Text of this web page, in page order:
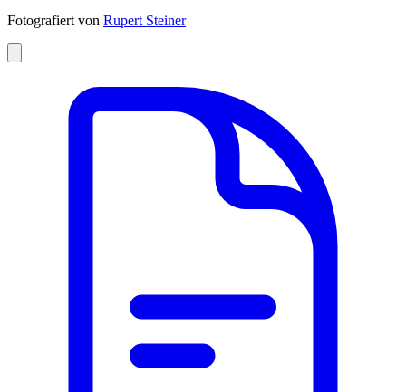
Fotografiert von Rupert Steiner